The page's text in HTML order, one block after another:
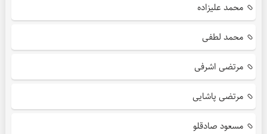
محمد علیزاده
محمد لطفی
مرتضی اشرفی
مرتضی پاشایی
مسعود صادقلو